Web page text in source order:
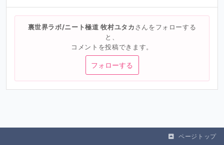
裏世界ラボ/ニート極道 牧村ユタカさんをフォローする
と、
コメントを投稿できます。
フォローする
ページトップ